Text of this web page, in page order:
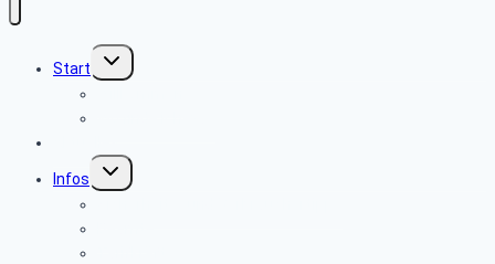
Start
Untermenü
umschalten
Infos
Untermenü
umschalten